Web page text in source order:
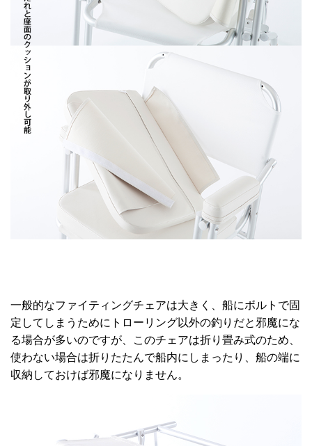
一般的なファイティングチェアは大きく、船にボルトで固
定してしまうためにトローリング以外の釣りだと邪魔にな
る場合が多いのですが、このチェアは折り畳み式のため、
使わない場合は折りたたんで船内にしまったり、船の端に
収納しておけば邪魔になりません。